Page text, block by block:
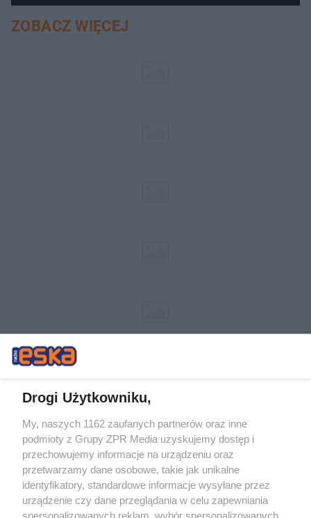
ZOBACZ WIĘCEJ
Żaden utwór zamieszczony w serwisie nie może być powielany i
rozpowszechniany lub dalej rozpowszechniany w jakikolwiek sposób (w
tym także elektroniczny lub mechaniczny) na jakimkolwiek polu
eksploatacji w jakiejkolwiek formie, włącznie z umieszczaniem w
Internecie bez pisemnej zgody właściciela praw. Jakiekolwiek użycie lub
wykorzystanie utworów w całości lub w części z naruszeniem prawa,
tzn. bez właściwej zgody, jest zabronione pod groźbą kary i może być
ścigane prawnie.
Drogi Użytkowniku,
My, naszych 1162 zaufanych partnerów oraz inne
podmioty z Grupy ZPR Media uzyskujemy dostęp i
przechowujemy informacje na urządzeniu oraz
przetwarzamy dane osobowe, takie jak unikalne
identyfikatory, standardowe informacje wysyłane przez
urządzenie czy dane przeglądania w celu zapewniania
spersonalizowanych reklam, wybór spersonalizowanych